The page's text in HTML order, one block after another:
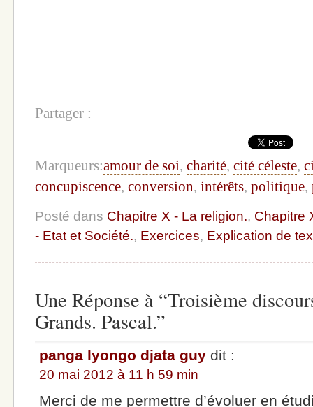
Partager :
Marqueurs:amour de soi, charité, cité céleste,
concupiscence, conversion, intérêts, politique,
Posté dans Chapitre X - La religion., Chapitre
- Etat et Société., Exercices, Explication de
Une Réponse à “Troisième
Grands. Pascal.”
panga lyongo djata guy dit :
20 mai 2012 à 11 h 59 min
Merci de me permettre d’évoluer en